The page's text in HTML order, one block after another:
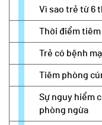
Vì sao trẻ từ 6
Thời điểm
Trẻ có bệnh
Tiêm phòng
Sự nguy hiểm
phòng ngừa